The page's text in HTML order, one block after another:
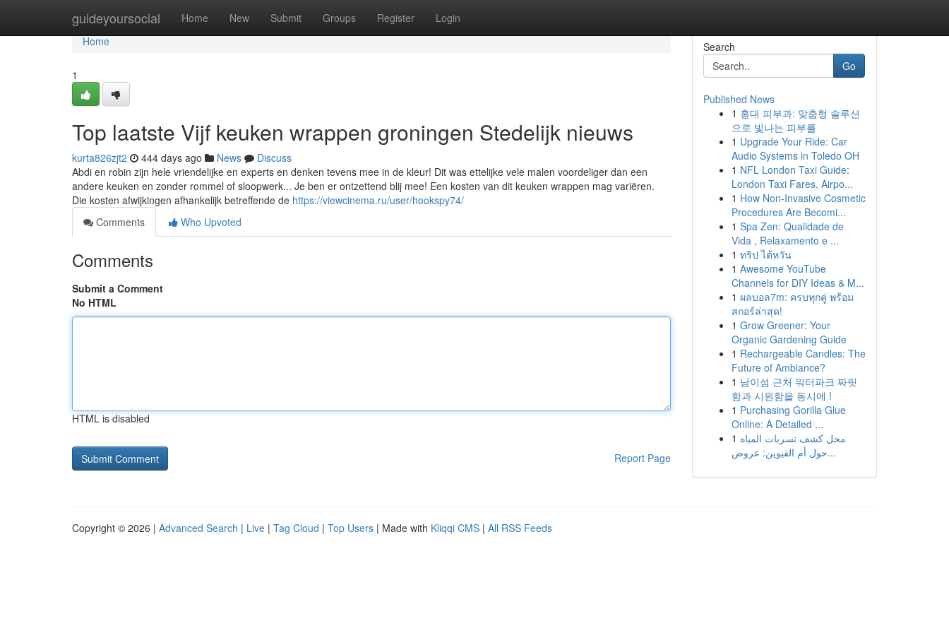
guideyoursocial Home New Submit Groups Register Login
Home
Home
1
Top laatste Vijf keuken wrappen groningen Stedelijk nieuws
kurta826zjt2 444 days ago News
Discuss
Abdi en robin zijn hele vriendelijke en experts en denken tevens mee in de kleur! Dit was ettelijke vele malen voordeliger dan een
andere keuken en zonder rommel of sloopwerk... Je ben er ontzettend blij mee! Een kosten van dit keuken wrappen mag variëren.
Die kosten afwijkingen afhankelijk betreffende de https://viewcinema.ru/user/hookspy74/
Comments
Who Upvoted
Comments
Submit a Comment
No HTML
HTML is disabled
Report Page
Search
Go
Published News
1 홍대 피부과: 맞춤형 솔루션
으로 빛나는 피부를
1 Upgrade Your Ride: Car
Audio Systems in Toledo OH
1 NFL London Taxi Guide:
London Taxi Fares, Airpo...
1 How Non-Invasive Cosmetic
Procedures Are Becomi...
1 Spa Zen: Qualidade de
Vida , Relaxamento e ...
1 ทริป ไต้หวัน
1 Awesome YouTube
Channels for DIY Ideas & M...
1 ผลบอล7m: ครบทุกคู่ พร้อม
สกอร์ล่าสุด!
1 Grow Greener: Your
Organic Gardening Guide
1 Rechargeable Candles: The
Future of Ambiance?
1 남이섬 근처 워터파크 짜릿
함과 시원함을 동시에 !
1 Purchasing Gorilla Glue
Online: A Detailed ...
1 محل كشف تسربات المياه
حول أم القيوين: عروض...
Copyright © 2026 | Advanced Search | Live | Tag Cloud | Top Users | Made with Kliqqi CMS | All RSS Feeds